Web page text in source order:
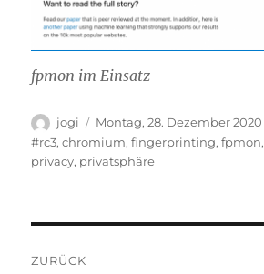
fpmon im Einsatz
Autor
jogi
Veröffentlicht
am
Montag, 28. Dezember 2020
#rc3,chromium,fingerprinting,fpmon,
privacy, privatsphäre
ZURÜCK